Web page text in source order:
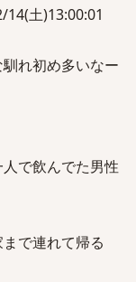
土)13:00:01
れ初め多いなー
で飲んでた男性
で連れて帰る